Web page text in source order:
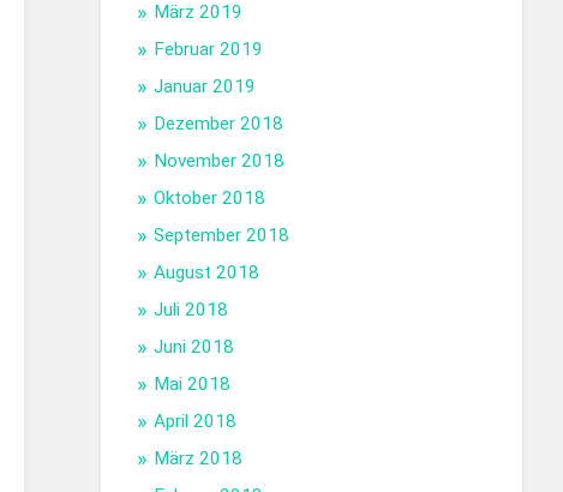
März 2019
Februar 2019
Januar 2019
Dezember 2018
November 2018
Oktober 2018
September 2018
August 2018
Juli 2018
Juni 2018
Mai 2018
April 2018
März 2018